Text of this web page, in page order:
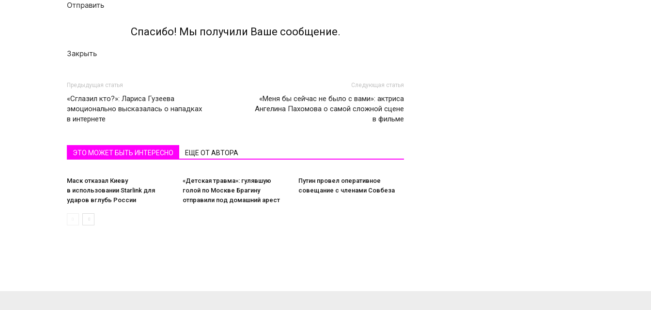
Отправить
Спасибо! Мы получили Ваше сообщение.
Закрыть
Предыдущая статья
«Сглазил кто?»: Лариса Гузеева
эмоционально высказалась о нападках
в интернете
Следующая статья
«Меня бы сейчас не было с вами»: актриса
Ангелина Пахомова о самой сложной сцене
в фильме
ЭТО МОЖЕТ БЫТЬ ИНТЕРЕСНО ЕЩЕ ОТ АВТОРА
Маск отказал Киеву
в использовании Starlink для
ударов вглубь России
«Детская травма»: гулявшую
голой по Москве Брагину
отправили под домашний арест
Путин провел оперативное
совещание с членами Совбеза